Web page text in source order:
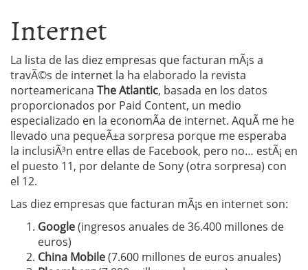
Internet
La lista de las diez empresas que facturan mÃ¡s a
travÃ©s de internet la ha elaborado la revista
norteamericana The Atlantic, basada en los datos
proporcionados por Paid Content, un medio
especializado en la economÃ­a de internet. AquÃ­ me he
llevado una pequeÃ±a sorpresa porque me esperaba
la inclusiÃ³n entre ellas de Facebook, pero no… estÃ¡ en
el puesto 11, por delante de Sony (otra sorpresa) con
el 12.
Las diez empresas que facturan mÃ¡s en internet son:
Google(ingresos anuales de 36.400 millones de
euros)
China Mobile(7.600 millones de euros anuales)